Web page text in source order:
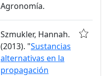
Agronomía.
Szmukler, Hannah.
(2013). "Sustancias
alternativas en la
propagación